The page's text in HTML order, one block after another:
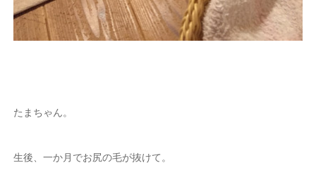
たまちゃん。
生後、一か月でお尻の毛が抜けて。